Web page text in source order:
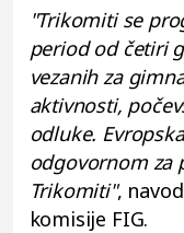
"Trikomiti se
period od četiri
vezanih za
aktivnosti,
odluke.
odgovornom za
Trikomiti",
komisije FIG.